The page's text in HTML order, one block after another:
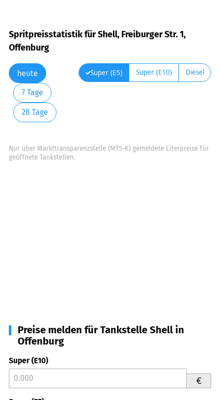
Spritpreisstatistik für Shell, Freiburger Str. 1,
Offenburg
heute
7 Tage
28 Tage
Super (E5) Super (E10) Diesel
Nur über Markttransparenzstelle (MTS-K) gemeldete Literpreise für
geöffnete Tankstellen.
Preise melden für Tankstelle Shell in
Offenburg
Super (E10)
€